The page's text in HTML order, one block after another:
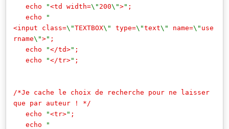
echo
"<td width=\" 200\">" ;
echo
"
<input class=\"TEXTBOX\" type=\"text\" name=\" use
rname\">" ;
echo
"</td>" ;
echo
"</tr>" ;
/*Je cache le choix de recherche pour ne laisser
que par auteur ! */
echo
"<tr>" ;
echo
"